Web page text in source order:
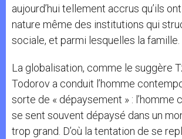
aujourd’hui tellement accrus qu’ils
nature même des institutions qui
sociale, et parmi lesquelles la famille.
La globalisation, comme le suggère
Todorov a conduit l’homme
sorte de « dépaysement » : l’homme
se sent souvent dépaysé dans un
trop grand. D’où la tentation de se